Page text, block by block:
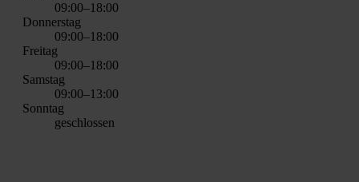
09:00–18:00
Don­ners­tag
09:00–18:00
Frei­tag
09:00–18:00
Sams­tag
09:00–13:00
Sonn­tag
geschlos­sen